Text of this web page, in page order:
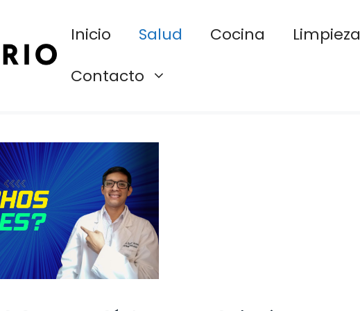
Inicio Salud Cocina Limpieza
Contacto